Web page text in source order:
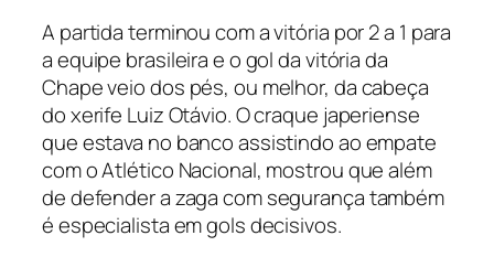
A partida terminou com a vitória por 2 a 1 para
a equipe brasileira e o gol da vitória da
Chape veio dos pés, ou melhor, da cabeça
do xerife Luiz Otávio. O craque japeriense
que estava no banco assistindo ao empate
com o Atlético Nacional, mostrou que além
de defender a zaga com segurança também
é especialista em gols decisivos.